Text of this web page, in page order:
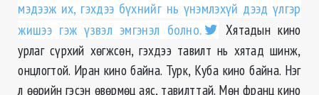
мэдээж их, гэхдээ бүхнийг нь үнэмлэхүй дээд үлгэр
жишээ гэж үзвэл эмгэнэл болно.
Хятадын кино
урлаг сүрхий хөгжсөн, гэхдээ тавилт нь хятад шинж,
онцлогтой. Иран кино байна. Турк, Куба кино байна. Нэг
л өөрийн гэсэн өвөрмөц аяс, тавилттай. Мөн франц кино